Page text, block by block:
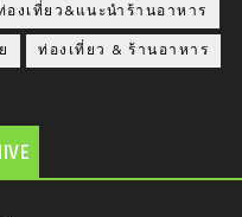
องเที่ยว&แนะนำร้านอาหาร
ท่องเที่ยว & ร้านอาหาร